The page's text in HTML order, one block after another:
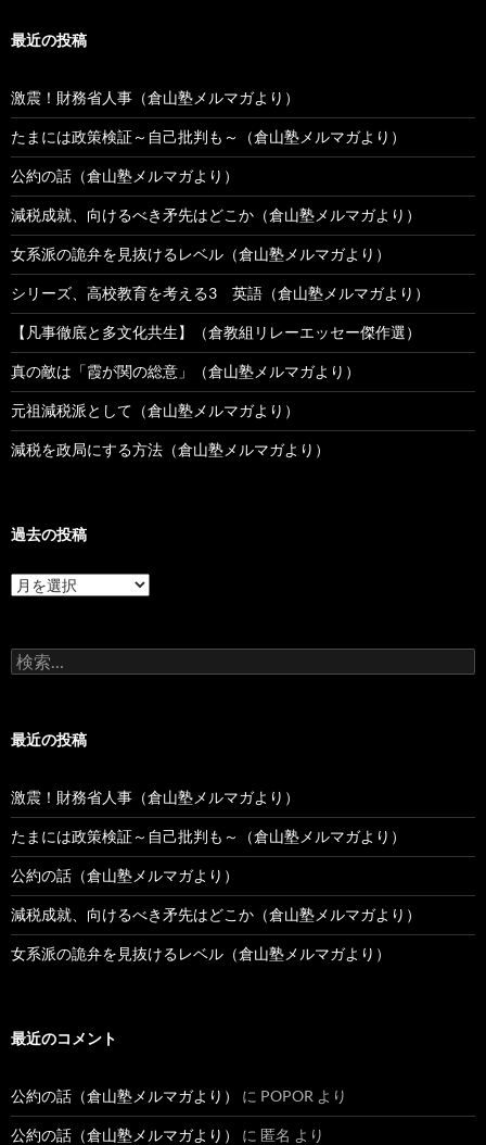
最近の投稿
激震！財務省人事（倉山塾メルマガより）
たまには政策検証～自己批判も～（倉山塾メルマガより）
公約の話（倉山塾メルマガより）
減税成就、向けるべき矛先はどこか（倉山塾メルマガより）
女系派の詭弁を見抜けるレベル（倉山塾メルマガより）
シリーズ、高校教育を考える3 英語（倉山塾メルマガより）
【凡事徹底と多文化共生】（倉教組リレーエッセー傑作選）
真の敵は「霞が関の総意」（倉山塾メルマガより）
元祖減税派として（倉山塾メルマガより）
減税を政局にする方法（倉山塾メルマガより）
過去の投稿
過
去
稿
検
索:
最近の投稿
激震！財務省人事（倉山塾メルマガより）
たまには政策検証～自己批判も～（倉山塾メルマガより）
公約の話（倉山塾メルマガより）
減税成就、向けるべき矛先はどこか（倉山塾メルマガより）
女系派の詭弁を見抜けるレベル（倉山塾メルマガより）
最近のコメント
公約の話（倉山塾メルマガより） に POPOR より
公約の話（倉山塾メルマガより） に 匿名 より